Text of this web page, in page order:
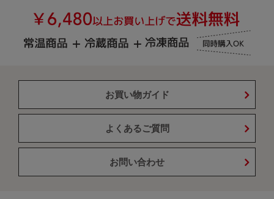
お買い物ガイド
よくあるご質問
お問い合わせ